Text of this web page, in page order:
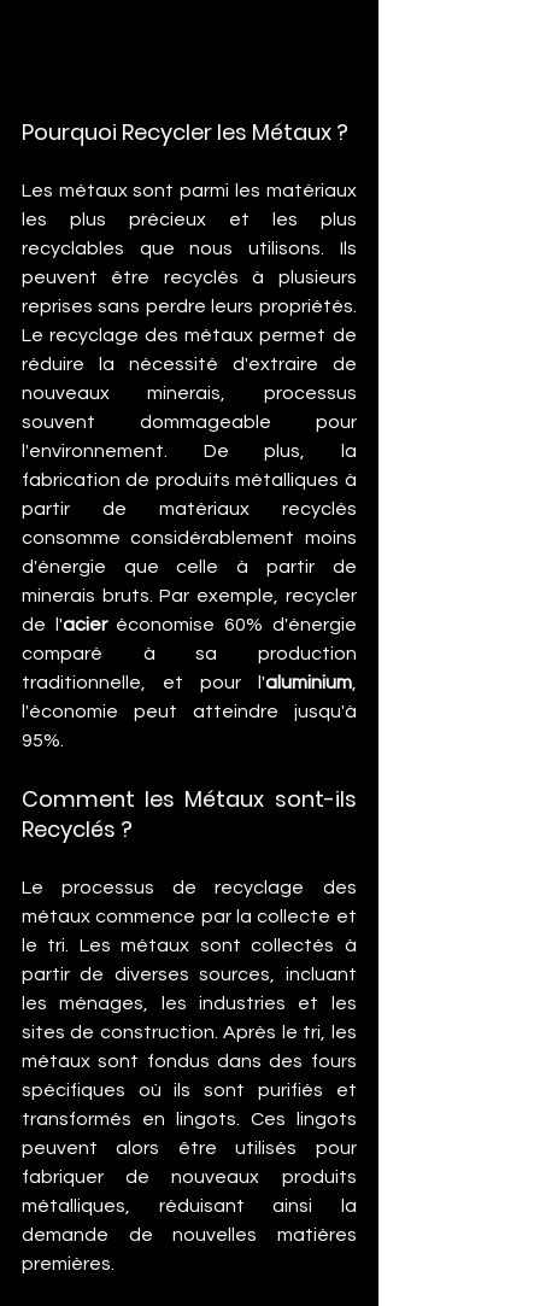
Pourquoi Recycler les Métaux ?
Les métaux sont parmi les matériaux
les plus précieux et les plus
recyclables que nous utilisons. Ils
peuvent être recyclés à plusieurs
reprises sans perdre leurs propriétés.
Le recyclage des métaux permet de
réduire la nécessité d'extraire de
nouveaux minerais, processus
souvent dommageable pour
l'environnement. De plus, la
fabrication de produits métalliques à
partir de matériaux recyclés
consomme considérablement moins
d'énergie que celle à partir de
minerais bruts. Par exemple, recycler
de l'acier économise 60% d'énergie
comparé à sa production
traditionnelle, et pour l'aluminium,
l'économie peut atteindre jusqu'à
95%.
Comment les Métaux sont-ils
Recyclés ?
Le processus de recyclage des
métaux commence par la collecte et
le tri. Les métaux sont collectés à
partir de diverses sources, incluant
les ménages, les industries et les
sites de construction. Après le tri, les
métaux sont fondus dans des fours
spécifiques où ils sont purifiés et
transformés en lingots. Ces lingots
peuvent alors être utilisés pour
fabriquer de nouveaux produits
métalliques, réduisant ainsi la
demande de nouvelles matières
premières.